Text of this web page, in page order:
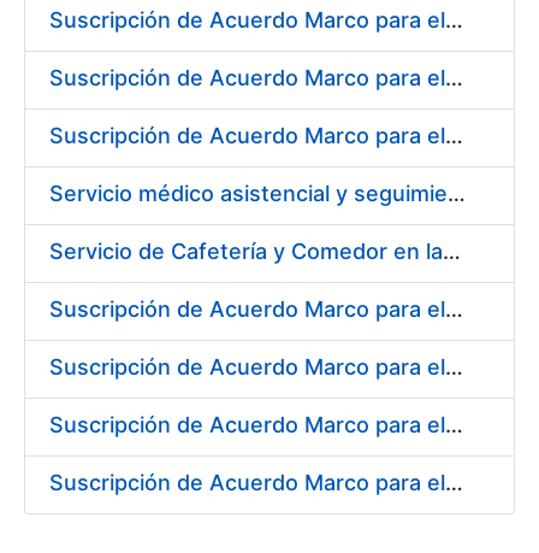
Suscripción de Acuerdo Marco para el Suministro de Rodamientos y material de Transmisión para la Fábrica de Papel de Seguridad de la FNMT-RCM en Burgos
Suscripción de Acuerdo Marco para el Suministro de Material de Ferretería para la Fábrica de Papel de Seguridad de la FNMT-RCM en Burgos
Suscripción de Acuerdo Marco para el Suministro de Material de Electricidad para la Fábrica de Papel de Seguridad de la FNMT-RCM en Burgos
Servicio médico asistencial y seguimiento del absentismo laboral para la FNMT-RCM en su sede de Burgos
Servicio de Cafetería y Comedor en la Sede Central de la Fábrica Nacional de Moneda y Timbre-Real Casa de la Moneda en Madrid
Suscripción de Acuerdo Marco para el Suministro de Herramienta y Materiales Específicos para Mecanizado
Suscripción de Acuerdo Marco para el Suministro de Material de Electricidad
Suscripción de Acuerdo Marco para el Suministro de Repuestos Específicos de Maquinaria
Suscripción de Acuerdo Marco para el Suministro de Material de Transmisiones de Potencia, Rodamientos, Estanqueidad e Hidráulica